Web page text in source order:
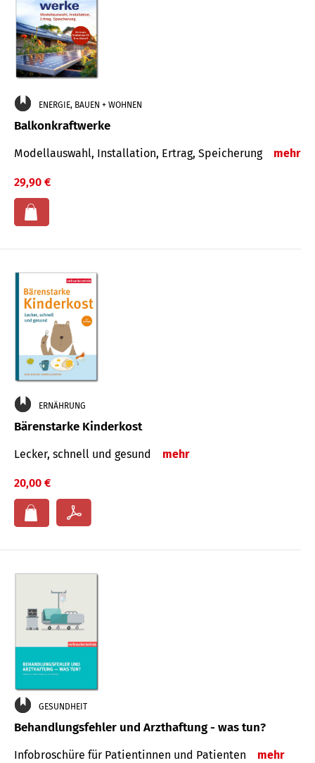
ENERGIE, BAUEN + WOHNEN
Balkonkraftwerke
Modellauswahl, Installation, Ertrag, Speicherung mehr
29,90 €
ERNÄHRUNG
Bärenstarke Kinderkost
Lecker, schnell und gesund mehr
20,00 €
GESUNDHEIT
Behandlungsfehler und Arzthaftung - was tun?
Infobroschüre für Patientinnen und Patienten mehr